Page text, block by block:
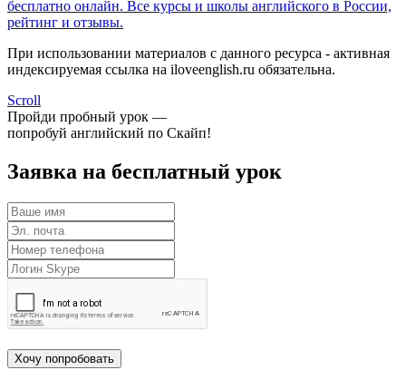
бесплатно онлайн. Все курсы и школы английского в России,
рейтинг и отзывы.
При использовании материалов с данного ресурса - активная
индексируемая ссылка на iloveenglish.ru обязательна.
Scroll
Пройди пробный урок —
попробуй английский по Скайп!
Заявка на бесплатный урок